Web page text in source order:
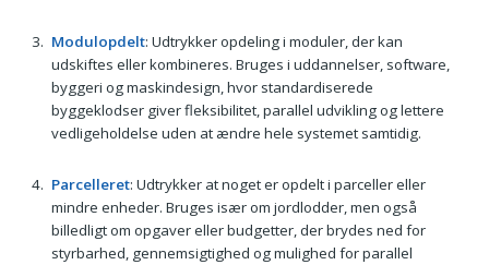
Modulopdelt: Udtrykker opdeling i moduler, der kan
udskiftes eller kombineres. Bruges i uddannelser, software,
byggeri og maskindesign, hvor standardiserede
byggeklodser giver fleksibilitet, parallel udvikling og lettere
vedligeholdelse uden at ændre hele systemet samtidig.
Parcelleret: Udtrykker at noget er opdelt i parceller eller
mindre enheder. Bruges især om jordlodder, men også
billedligt om opgaver eller budgetter, der brydes ned for
styrbarhed, gennemsigtighed og mulighed for parallel